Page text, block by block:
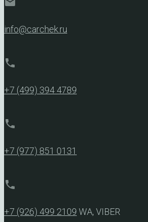
info@carchek.ru
phone
+7 (499) 394 4789
phone
+7 (977) 851 0131
phone
+7 (926) 499 2109 WA, VIBER